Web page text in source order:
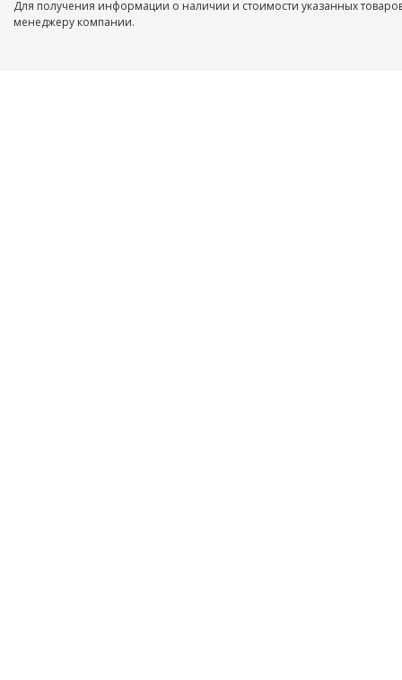
Для получения информации о наличии и стоимости указанных
менеджеру компании.